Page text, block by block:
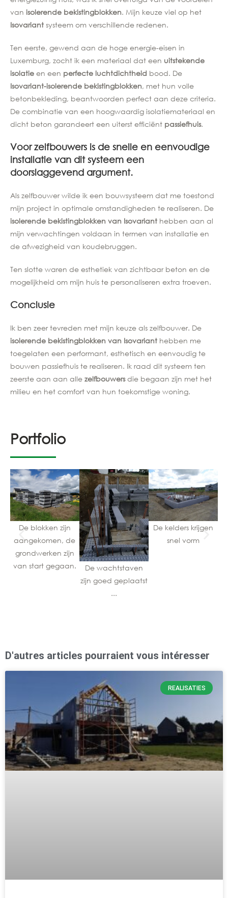
van isolerende bekistingblokken. Mijn keuze viel op het
Isovariant systeem om verschillende redenen.
Ten eerste, gewend aan de hoge energie-eisen in
Luxemburg, zocht ik een materiaal dat een uitstekende
isolatie en een perfecte luchtdichtheid bood. De
Isovariant-isolerende bekistingblokken, met hun volle
betonbekleding, beantwoorden perfect aan deze criteria.
De combinatie van een hoogwaardig isolatiemateriaal en
dicht beton garandeert een uiterst efficiënt passiefhuis.
Voor zelfbouwers is de snelle en eenvoudige
installatie van dit systeem een
doorslaggevend argument.
Als zelfbouwer wilde ik een bouwsysteem dat me toestond
mijn project in optimale omstandigheden te realiseren. De
isolerende bekistingblokken van Isovariant hebben aan al
mijn verwachtingen voldaan in termen van installatie en
de afwezigheid van koudebruggen.
Ten slotte waren de esthetiek van zichtbaar beton en de
mogelijkheid om mijn huis te personaliseren extra troeven.
Conclusie
Ik ben zeer tevreden met mijn keuze als zelfbouwer. De
isolerende bekistingblokken van Isovariant hebben me
toegelaten een performant, esthetisch en eenvoudig te
bouwen passiefhuis te realiseren. Ik raad dit systeem ten
zeerste aan aan alle zelfbouwersdie begaan zijn met het
milieu en het comfort van hun toekomstige woning.
Portfolio
De blokken zijn
aangekomen, de
grondwerken zijn
van start gegaan.
De wachtstaven
zijn goed geplaatst
...
De kelders krijgen
snel vorm
D'autres articles pourraient vous intéresser
REALISATIES